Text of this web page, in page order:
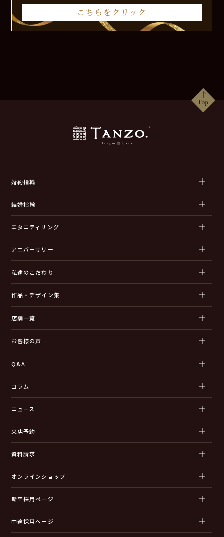
こちらをクリック
婚約指輪
結婚指輪
エタニティリング
アニバーサリー
私達のこだわり
作品・デザイン集
店舗一覧
お客様の声
Q&A
コラム
ニュース
来店予約
資料請求
オンラインショップ
新卒採用ページ
中途採用ページ